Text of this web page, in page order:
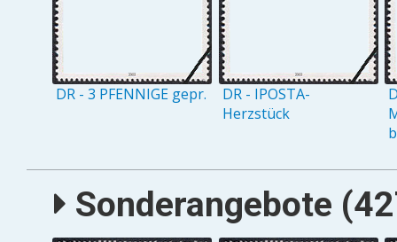
DR - 3 PFENNIGE gepr.
DR - IPOSTA-
Herzstück
Sonderangebote